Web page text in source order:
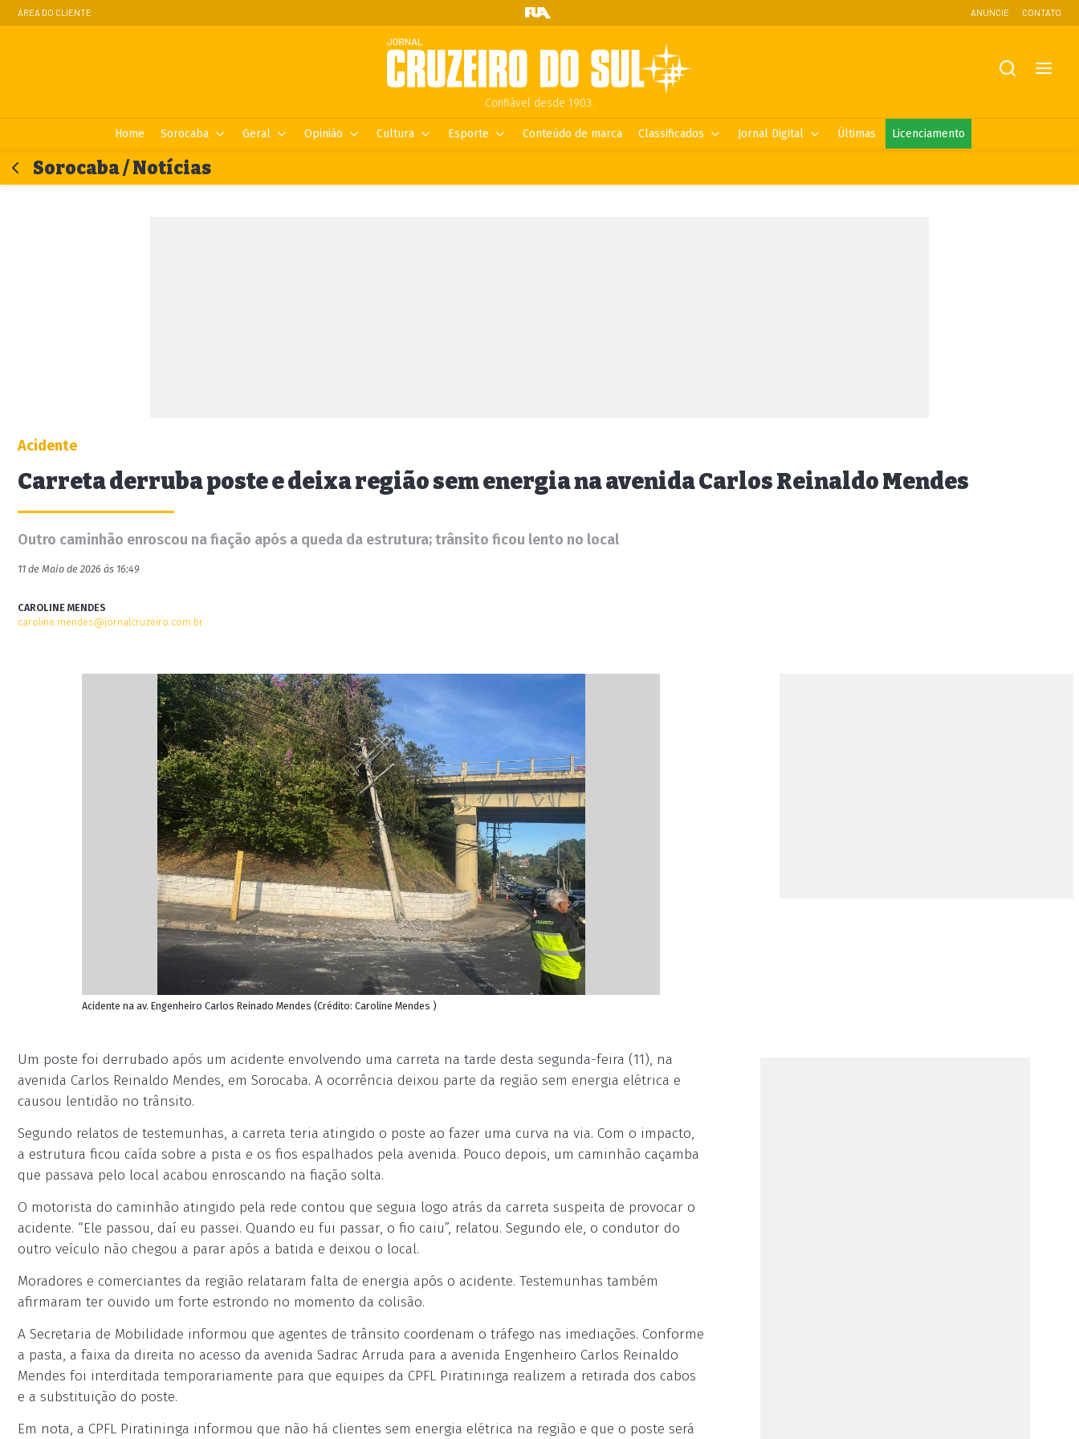
ÁREA DO CLIENTE ANUNCIE CONTATO
Confiável desde 1903.
Home Sorocaba Geral Opinião Cultura Esporte Conteúdo de marca Classificados Jornal Digital Últimas Licenciamento
Sorocaba / Notícias
Acidente
Carreta derruba poste e deixa região sem energia na avenida Carlos Reinaldo Mendes
Outro caminhão enroscou na fiação após a queda da estrutura; trânsito ficou lento no local
11 de Maio de 2026 às 16:49
CAROLINE MENDES
caroline.mendes@jornalcruzeiro.com.br
Acidente na av. Engenheiro Carlos Reinado Mendes (Crédito: Caroline Mendes )
Um poste foi derrubado após um acidente envolvendo uma carreta na tarde desta segunda-feira (11), na
avenida Carlos Reinaldo Mendes, em Sorocaba. A ocorrência deixou parte da região sem energia elétrica e
causou lentidão no trânsito.
Segundo relatos de testemunhas, a carreta teria atingido o poste ao fazer uma curva na via. Com o impacto,
a estrutura ficou caída sobre a pista e os fios espalhados pela avenida. Pouco depois, um caminhão caçamba
que passava pelo local acabou enroscando na fiação solta.
O motorista do caminhão atingido pela rede contou que seguia logo atrás da carreta suspeita de provocar o
acidente. “Ele passou, daí eu passei. Quando eu fui passar, o fio caiu”, relatou. Segundo ele, o condutor do
outro veículo não chegou a parar após a batida e deixou o local.
Moradores e comerciantes da região relataram falta de energia após o acidente. Testemunhas também
afirmaram ter ouvido um forte estrondo no momento da colisão.
A Secretaria de Mobilidade informou que agentes de trânsito coordenam o tráfego nas imediações. Conforme
a pasta, a faixa da direita no acesso da avenida Sadrac Arruda para a avenida Engenheiro Carlos Reinaldo
Mendes foi interditada temporariamente para que equipes da CPFL Piratininga realizem a retirada dos cabos
e a substituição do poste.
Em nota, a CPFL Piratininga informou que não há clientes sem energia elétrica na região e que o poste será